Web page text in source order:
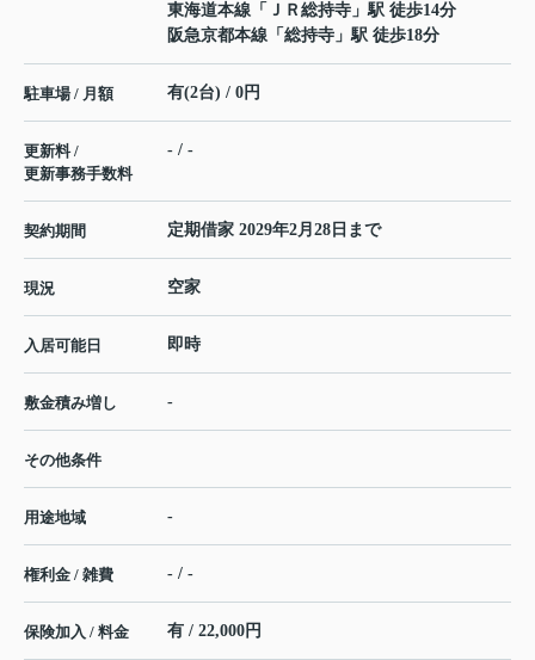
東海道本線 「 ＪＲ総持寺 」駅 徒歩14分
阪急京都本線 「 総持寺 」駅 徒歩18分
駐車場 / 月額 有(2台) / 0円
更新料 /
更新事務手数料
- / -
契約期間 定期借家 2029年2月28日まで
現況 空家
入居可能日 即時
敷金積み増し -
その他条件
用途地域 -
権利金 / 雑費 - / -
保険加入 / 料金 有 / 22,000円